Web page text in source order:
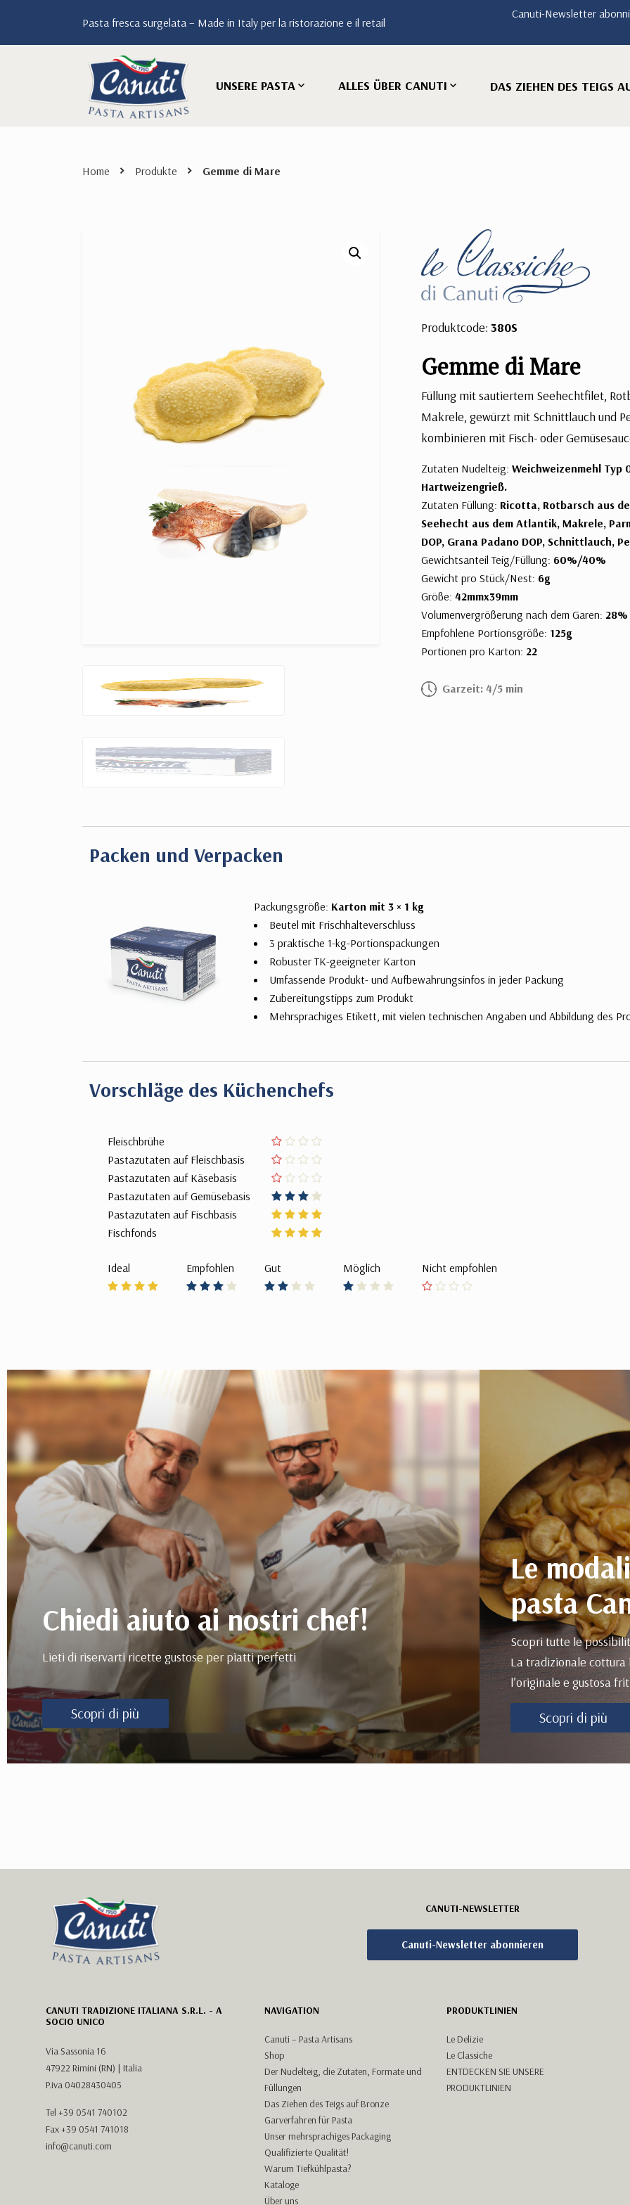
Pasta fresca surgelata – Made in Italy per la ristorazione e il retail
Canuti-Newsletter
UNSERE PASTA ALLES ÜBER CANUTI DAS ZIEHEN DES TEIGS
Home Produkte Gemme di Mare
Produktcode:380S
Gemme di Mare
Füllung mit sautiertem Seehechtfilet,
Makrele, gewürzt mit Schnittlauch und
kombinieren mit Fisch- oder
Zutaten Nudelteig:Weichweizenmehl Typ
Hartweizengrieß.
Zutaten Füllung: Ricotta, Rotbarsch aus
Seehecht aus dem Atlantik, Makrele,
DOP, Grana Padano DOP, Schnittlauch,
Gewichtsanteil Teig/Füllung: 60%/40%
Gewicht pro Stück/Nest: 6g
Größe:42mmx39mm
Volumenvergrößerung nach dem Garen: 28%
Empfohlene Portionsgröße: 125g
Portionen pro Karton: 22
Garzeit: 4/5 min
Packen und Verpacken
Packungsgröße: Karton mit 3 × 1 kg
Beutel mit Frischhalteverschluss
3 praktische 1-kg-Portionspackungen
Robuster TK-geeigneter Karton
Umfassende Produkt- und Aufbewahrungsinfos in jeder Packung
Zubereitungstipps zum Produkt
Mehrsprachiges Etikett, mit vielen technischen Angaben und Abbildung des
Vorschläge des Küchenchefs
Fleischbrühe
Pastazutaten auf Fleischbasis
Pastazutaten auf Käsebasis
Pastazutaten auf Gemüsebasis
Pastazutaten auf Fischbasis
Fischfonds
Ideal Empfohlen Gut Möglich Nicht empfohlen
Chiedi aiuto ai nostri chef!
Lieti di riservarti ricette gustose per piatti perfetti
Scopri di più
Le
pasta
Scopri tutte le
La tradizionale
l’originale e gustosa
Scopri di più
CANUTI-NEWSLETTER
Canuti-Newsletter abonnieren
CANUTI TRADIZIONE ITALIANA S.R.L. - A
SOCIO UNICO
Via Sassonia 16
47922 Rimini (RN) | Italia
P.iva 04028430405
Tel +39 0541 740102
Fax +39 0541 741018
info@canuti.com
NAVIGATION
Canuti – Pasta Artisans
Shop
Der Nudelteig, die Zutaten, Formate und
Füllungen
Das Ziehen des Teigs auf Bronze
Garverfahren für Pasta
Unser mehrsprachiges Packaging
Qualifizierte Qualität!
Warum Tiefkühlpasta?
Kataloge
Über uns
PRODUKTLINIEN
Le Delizie
Le Classiche
ENTDECKEN SIE UNSERE
PRODUKTLINIEN